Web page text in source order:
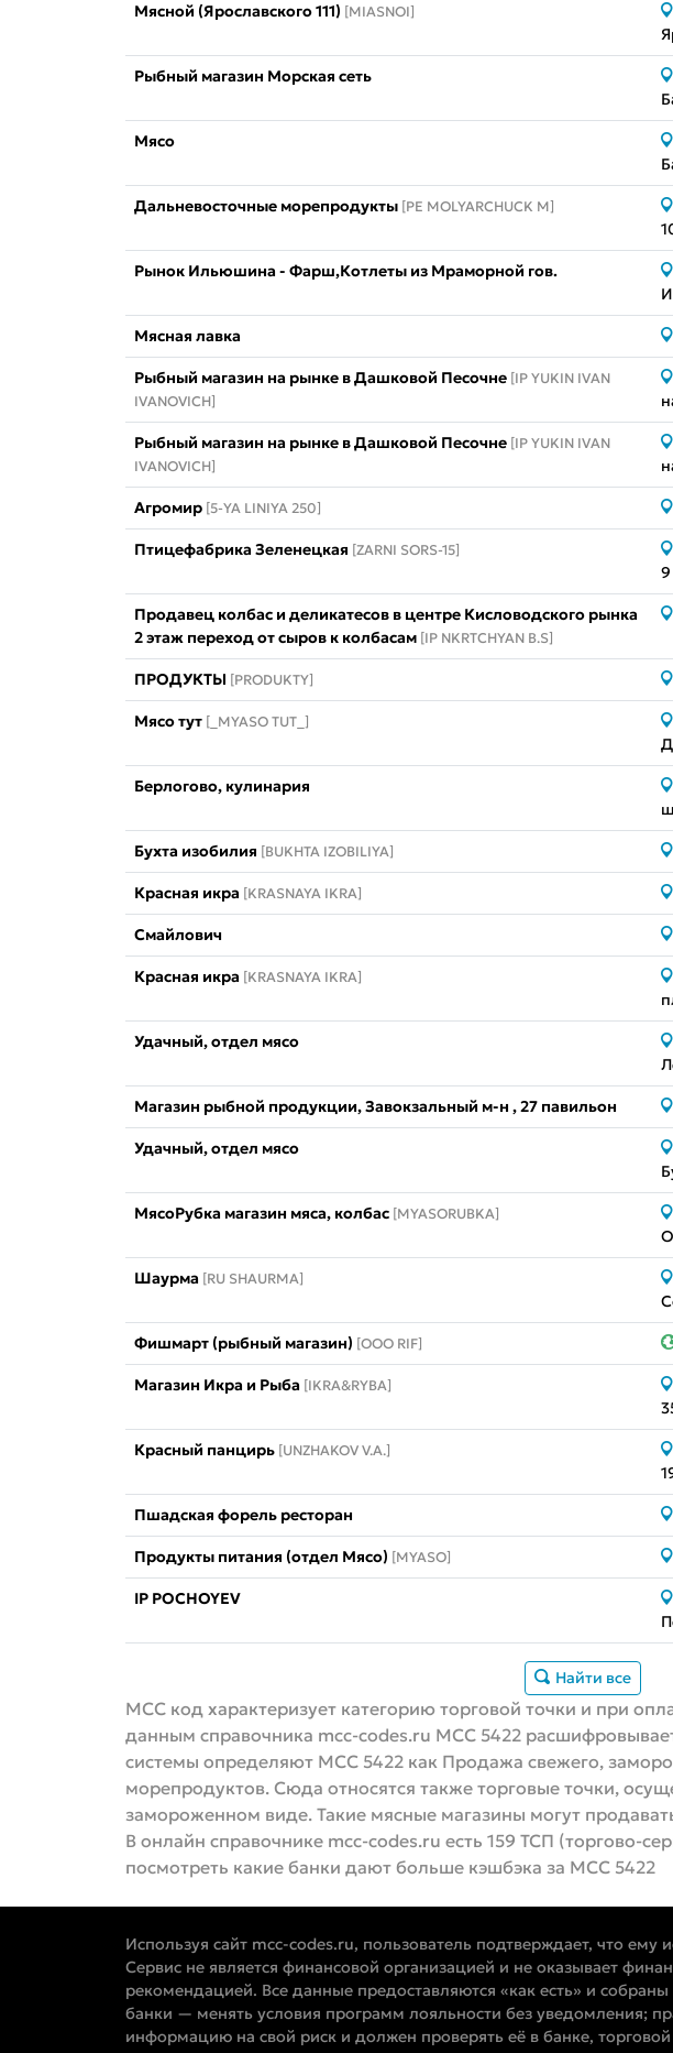
Мясной (Ярославского 111) [MIASNOI]
Рыбный магазин Морская сеть
Мясо
Дальневосточные морепродукты [PE MOLYARCHUCK M]
Рынок Ильюшина - Фарш,Котлеты из Мраморной гов.
Мясная лавка
Рыбный магазин на рынке в Дашковой Песочне [IP YUKIN IVAN
IVANOVICH]
Рыбный магазин на рынке в Дашковой Песочне [IP YUKIN IVAN
IVANOVICH]
Агромир [5-YA LINIYA 250]
Птицефабрика Зеленецкая [ZARNI SORS-15]
9
Продавец колбас и деликатесов в центре Кисловодского рынка
2 этаж переход от сыров к колбасам [IP NKRTCHYAN B.S]
ПРОДУКТЫ [PRODUKTY]
Мясо тут [_MYASO TUT_]
Берлогово, кулинария
Бухта изобилия [BUKHTA IZOBILIYA]
Красная икра [KRASNAYA IKRA]
Смайлович
Красная икра [KRASNAYA IKRA]
Удачный, отдел мясо
Магазин рыбной продукции, Завокзальный м-н , 27 павильон
Удачный, отдел мясо
МясоРубка магазин мяса, колбас [MYASORUBKA]
Шаурма [RU SHAURMA]
Фишмарт (рыбный магазин) [OOO RIF]
Магазин Икра и Рыба [IKRA&RYBA]
Красный панцирь [UNZHAKOV V.A.]
Пшадская форель ресторан
Продукты питания (отдел Мясо) [MYASO]
IP POCHOYEV
Найти все
MCC код характеризует категорию торговой точки и при
данным справочника mcc-codes.ru MCC 5422
системы определяют МСС 5422 как Продажа свежего,
морепродуктов. Сюда относятся также торговые точки,
замороженном виде. Такие мясные магазины могут
В онлайн справочнике mcc-codes.ru есть 159 ТСП (торгово-
посмотреть какие банки дают больше кэшбэка за MCC 5422
Используя сайт mcc-codes.ru, пользователь подтверждает, что
Сервис не является финансовой организацией и не оказывает
рекомендацией. Все данные предоставляются «как есть» и
банки — менять условия программ лояльности без уведомления;
информацию на свой риск и должен проверять её в банке, торговой